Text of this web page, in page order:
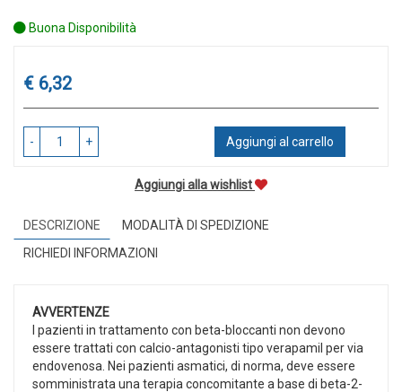
Buona Disponibilità
Prezzo
€ 6,32
- + Aggiungi al carrello
Aggiungi alla wishlist
DESCRIZIONE
MODALITÀ DI SPEDIZIONE
RICHIEDI INFORMAZIONI
AVVERTENZE
I pazienti in trattamento con beta-bloccanti non devono
essere trattati con calcio-antagonisti tipo verapamil per via
endovenosa. Nei pazienti asmatici, di norma, deve essere
somministrata una terapia concomitante a base di beta-2-